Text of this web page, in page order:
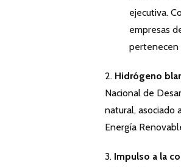
ejecutiva.
empresas
pertenecen
2. Hidrógeno
Nacional de
natural, asociado
Energía
3. Impulso a la